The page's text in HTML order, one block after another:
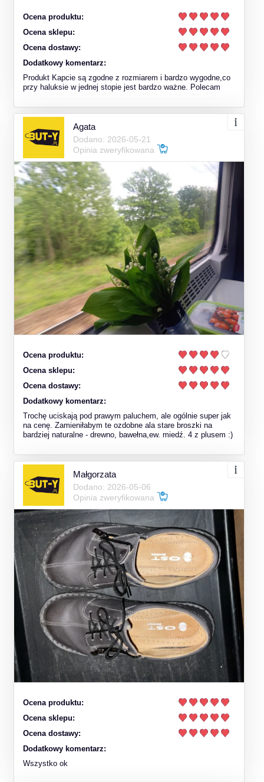
Ocena produktu:
Ocena sklepu:
Ocena dostawy:
Dodatkowy komentarz:
Produkt Kapcie są zgodne z rozmiarem i bardzo wygodne,co
przy haluksie w jednej stopie jest bardzo ważne. Polecam
Agata
Dodano: 2026-05-21
Opinia zweryfikowana
Ocena produktu:
Ocena sklepu:
Ocena dostawy:
Dodatkowy komentarz:
Trochę uciskają pod prawym paluchem, ale ogólnie super jak
na cenę. Zamieniłabym te ozdobne ala stare broszki na
bardziej naturalne - drewno, bawełna,ew. miedź. 4 z plusem :)
Małgorzata
Dodano: 2026-05-06
Opinia zweryfikowana
Ocena produktu:
Ocena sklepu:
Ocena dostawy:
Dodatkowy komentarz:
Wszystko ok